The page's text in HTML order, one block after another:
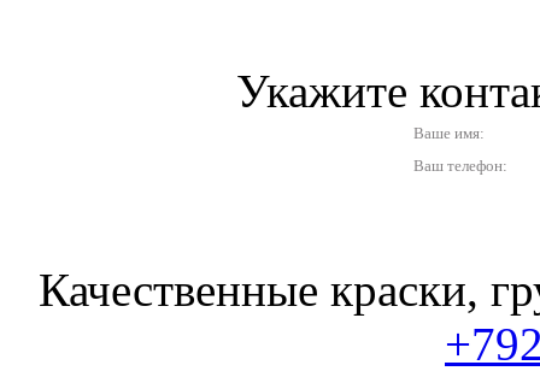
Укажите
Ваше имя:
Ваш телефон:
Качественные краски,